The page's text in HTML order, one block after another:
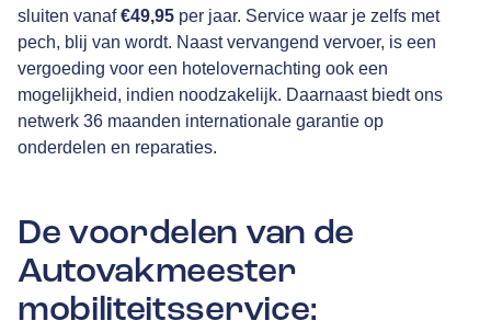
sluiten vanaf€49,95 per jaar. Service waar je zelfs met
pech, blij van wordt. Naast vervangend vervoer, is een
vergoeding voor een hotelovernachting ook een
mogelijkheid, indien noodzakelijk. Daarnaast biedt ons
netwerk 36 maanden internationale garantie op
onderdelen en reparaties.
De voordelen van de
Autovakmeester
mobiliteitsservice: